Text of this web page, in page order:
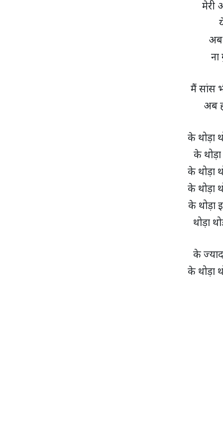
मेरी
ना
मैं सांस
अब
के थोड़ा
के
के थोड़ा
के थोड़ा
के थोड़ा
थोड़ा
के
के थोड़ा